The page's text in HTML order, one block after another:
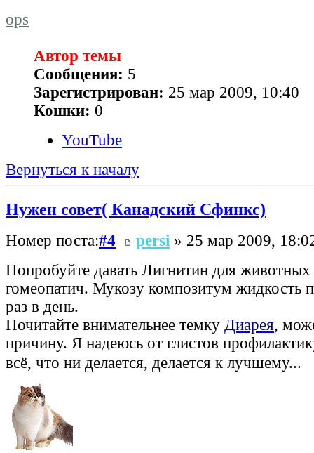
ops
Автор темы
Сообщения: 5
Зарегистрирован: 25 мар 2009, 10:40
Кошки: 0
YouTube
Вернуться к началу
Нужен совет( Канадский Сфинкс)
Номер поста:#4 persi » 25 мар 2009,
Попробуйте давать Лигнитин для
гомеопатич. Мукозу композитум жидкость
раз в день.
Почитайте внимательнее темку Диарея,
причину. Я надеюсь от глистов
всё, что ни делается, делается к лучшему...